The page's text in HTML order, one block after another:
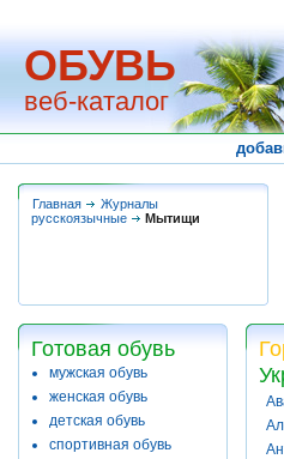
ОБУВЬ
веб-каталог
Главная
Журналы
русскоязычные
Мытищи
Готовая обувь
мужская обувь
женская обувь
детская обувь
спортивная обувь